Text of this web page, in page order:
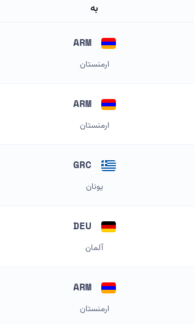
به
ARM
ارمنستان
ARM
ارمنستان
یونان
آلمان
ARM
ارمنستان